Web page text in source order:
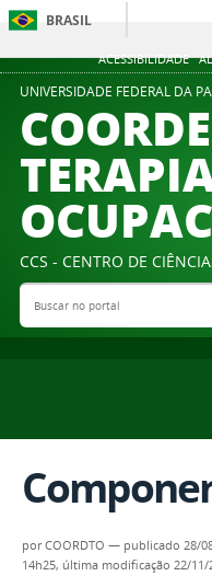
ACESSIBILIDADE
BRASIL
UNIVERSIDADE FEDERAL DA
CCS - CENTRO DE
Buscar no portal
porCOORDTO — publicado 28/
14h25, última modificação 22/11/